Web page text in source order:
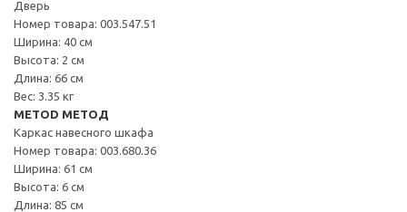
Дверь
Номер товара: 003.547.51
Ширина: 40 см
Высота: 2 см
Длина: 66 см
Вес: 3.35 кг
METOD МЕТОД
Каркас навесного шкафа
Номер товара: 003.680.36
Ширина: 61 см
Высота: 6 см
Длина: 85 см